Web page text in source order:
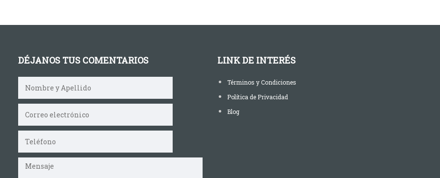
DÉJANOS TUS COMENTARIOS LINK DE INTERÉS
Términos y Condiciones
Política de Privacidad
Blog